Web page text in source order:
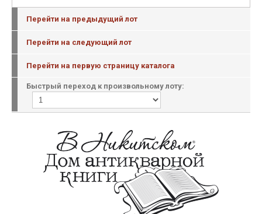
Перейти на предыдущий лот
Перейти на следующий лот
Перейти на первую страницу каталога
Быстрый переход к произвольному лоту: